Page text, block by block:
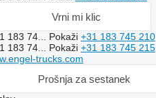
Vrni mi klic
183 74... Pokaži +31 183 745 210
183 74... Pokaži +31 183 745 215
trucks.com
Prošnja za sestanek